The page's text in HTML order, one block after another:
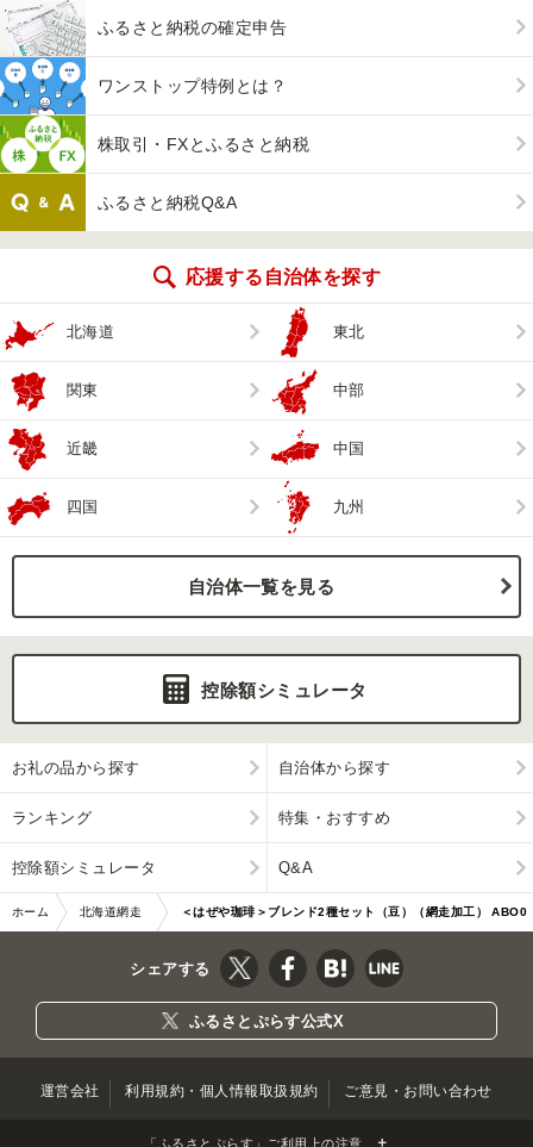
ふるさと納税の確定申告
ワンストップ特例とは？
株取引・FXとふるさと納税
ふるさと納税Q&A
応援する自治体を探す
北海道 東北
関東 中部
近畿 中国
四国 九州
自治体一覧を見る
控除額シミュレータ
お礼の品から探す 自治体から探す
ランキング 特集・おすすめ
控除額シミュレータ Q&A
ホーム 北海道網走 ＜はぜや珈琲＞ブレンド2種セット（豆）（網走加工） ABO0
シェアする
ふるさとぷらす公式X
運営会社 利用規約・個人情報取扱規約 ご意見・お問い合わせ
「ふるさとぷらす」ご利用上の注意